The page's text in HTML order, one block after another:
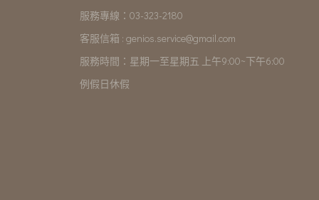
服務專線：03-323-2180
客服信箱 : genios.service@gmail.com
服務時間：星期一至星期五 上午9:00~下午6:00
例假日休假